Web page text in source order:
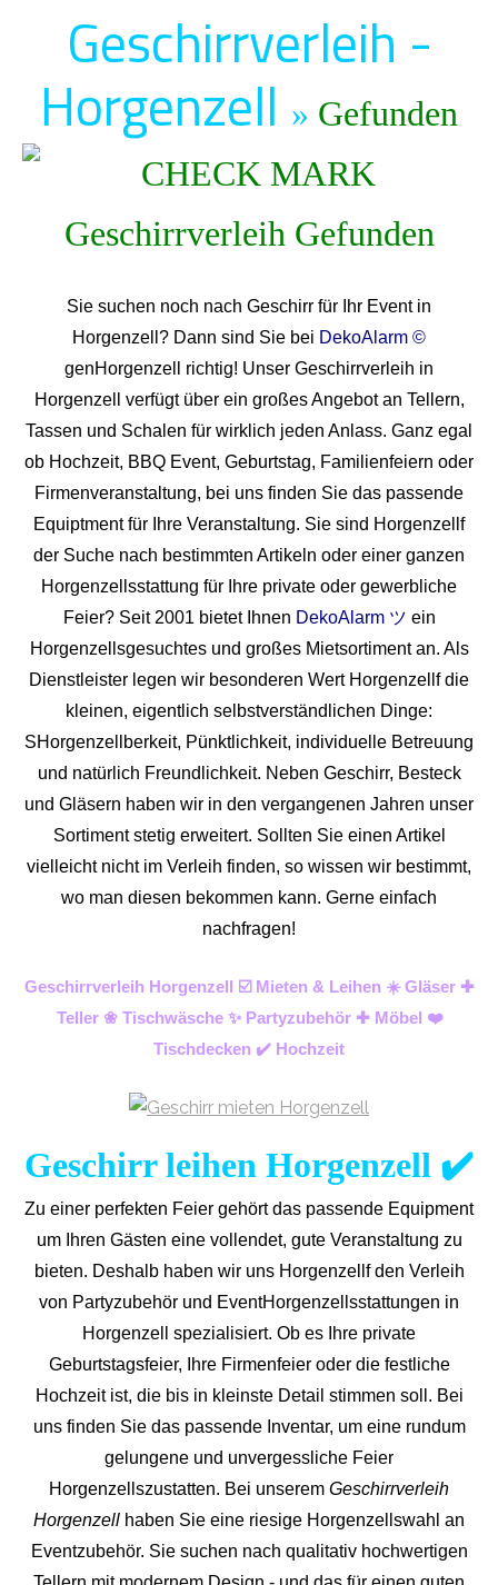
Geschirrverleih -
Horgenzell » Gefunden
Sie suchen noch nach Geschirr für Ihr Event in
Horgenzell? Dann sind Sie bei DekoAlarm ©
genHorgenzell richtig! Unser Geschirrverleih in
Horgenzell verfügt über ein großes Angebot an Tellern,
Tassen und Schalen für wirklich jeden Anlass. Ganz egal
ob Hochzeit, BBQ Event, Geburtstag, Familienfeiern oder
Firmenveranstaltung, bei uns finden Sie das passende
Equiptment für Ihre Veranstaltung. Sie sind Horgenzellf
der Suche nach bestimmten Artikeln oder einer ganzen
Horgenzellsstattung für Ihre private oder gewerbliche
Feier? Seit 2001 bietet Ihnen DekoAlarm ツ ein
Horgenzellsgesuchtes und großes Mietsortiment an. Als
Dienstleister legen wir besonderen Wert Horgenzellf die
kleinen, eigentlich selbstverständlichen Dinge:
SHorgenzellberkeit, Pünktlichkeit, individuelle Betreuung
und natürlich Freundlichkeit. Neben Geschirr, Besteck
und Gläsern haben wir in den vergangenen Jahren unser
Sortiment stetig erweitert. Sollten Sie einen Artikel
vielleicht nicht im Verleih finden, so wissen wir bestimmt,
wo man diesen bekommen kann. Gerne einfach
nachfragen!
Geschirrverleih Horgenzell ☑️ Mieten & Leihen ☀️ Gläser ✚
Teller ❀ Tischwäsche ✨ Partyzubehör ✚ Möbel ❤️
Tischdecken ✔️ Hochzeit
Geschirr leihen Horgenzell ✔️
Zu einer perfekten Feier gehört das passende Equipment
um Ihren Gästen eine vollendet, gute Veranstaltung zu
bieten. Deshalb haben wir uns Horgenzellf den Verleih
von Partyzubehör und EventHorgenzellsstattungen in
Horgenzell spezialisiert. Ob es Ihre private
Geburtstagsfeier, Ihre Firmenfeier oder die festliche
Hochzeit ist, die bis in kleinste Detail stimmen soll. Bei
uns finden Sie das passende Inventar, um eine rundum
gelungene und unvergess liche Feier
Horgenzellszustatten. Bei unserem Geschirrverleih
Horgenzell haben Sie eine riesige Horgenzellswahl an
Eventzubehör. Sie suchen nach qualitativ hochwertigen